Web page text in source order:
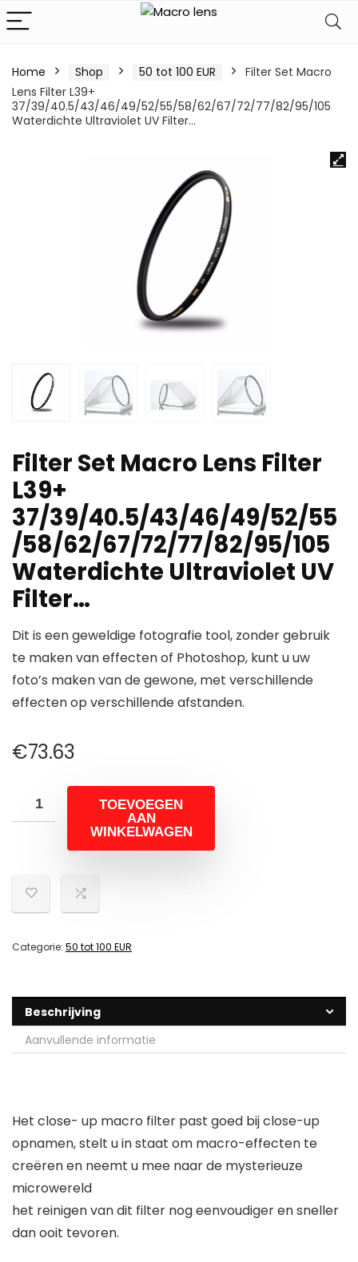
Home Shop 50 tot 100 EUR
Filter Set Macro
Lens Filter L39+
37/39/40.5/43/46/49/52/55/58/62/67/72/77/82/95/105
Waterdichte Ultraviolet UV Filter…
Filter Set Macro Lens Filter
L39+
37/39/40.5/43/46/49/52/55
/58/62/67/72/77/82/95/105
Waterdichte Ultraviolet UV
Filter…
Dit is een geweldige fotografie tool, zonder gebruik
te maken van effecten of Photoshop, kunt u uw
foto’s maken van de gewone, met verschillende
effecten op verschillende afstanden.
€73.63
TOEVOEGEN
AAN
WINKELWAGEN
Categorie: 50 tot 100 EUR
Beschrijving
Aanvullende informatie
Het close- up macro filter past goed bij close-up
opnamen, stelt u in staat om macro-effecten te
creëren en neemt u mee naar de mysterieuze
microwereld
het reinigen van dit filter nog eenvoudiger en sneller
dan ooit tevoren.